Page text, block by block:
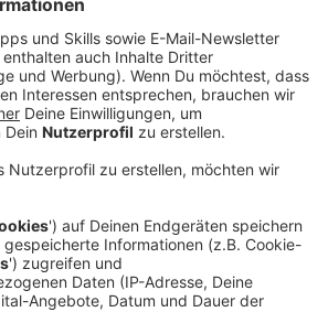
kurze Lebensdauer von
gesprochen.
kennt, gewinnt keinen
mit denen ich arbeite,
Sie sind besser als ihr
draußen niemand.
schreibe ich einen Gedanken
ändern lässt. Ein Thema, kein